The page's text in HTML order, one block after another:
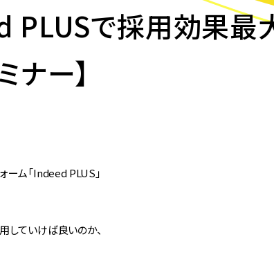
PLUSで採用効果最
ナー】
ーム「Indeed PLUS」
していけば良いのか、